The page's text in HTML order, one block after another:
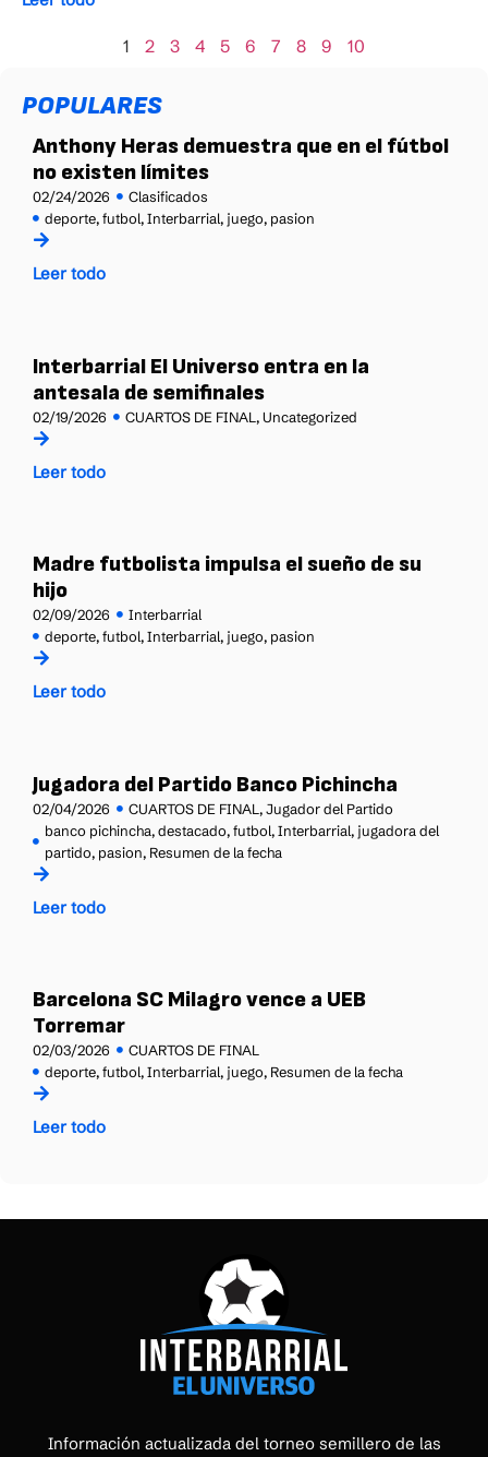
1 2 3 4 5 6 7 8 9 10
POPULARES
Anthony Heras demuestra que en el fútbol
no existen límites
02/24/2026
Clasificados
deporte,futbol,Interbarrial, juego, pasion
Leer todo
Interbarrial El Universo entra en la
antesala de semifinales
02/19/2026 CUARTOS DE FINAL ,Uncategorized
Leer todo
Madre futbolista impulsa el sueño de su
hijo
02/09/2026
Interbarrial
deporte,futbol,Interbarrial, juego, pasion
Leer todo
Jugadora del Partido Banco Pichincha
02/04/2026 CUARTOS DE FINAL ,Jugador del Partido
banco pichincha,destacado,futbol,Interbarrial, jugadora del
partido, pasion, Resumen de la fecha
Leer todo
Barcelona SC Milagro vence a UEB
Torremar
02/03/2026
CUARTOS DE FINAL
deporte,futbol,Interbarrial, juego, Resumen de la fecha
Leer todo
Información actualizada del torneo semillero de las